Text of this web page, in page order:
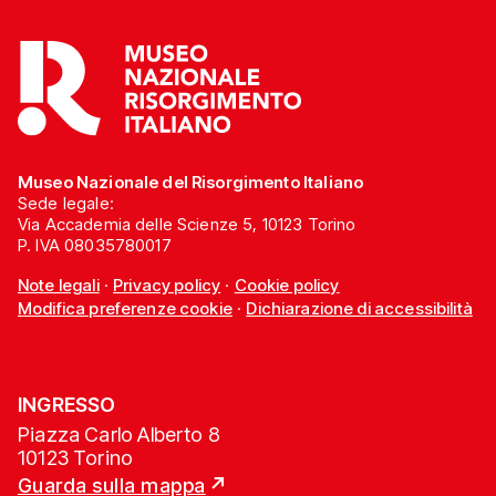
Museo Nazionale del Risorgimento Italiano
Sede legale:
Via Accademia delle Scienze 5, 10123 Torino
P. IVA 08035780017
Note legali· Privacy policy · Cookie policy
Modifica preferenze cookie· Dichiarazione di accessibilità
INGRESSO
Piazza Carlo Alberto 8
10123 Torino
Guarda sulla mappa